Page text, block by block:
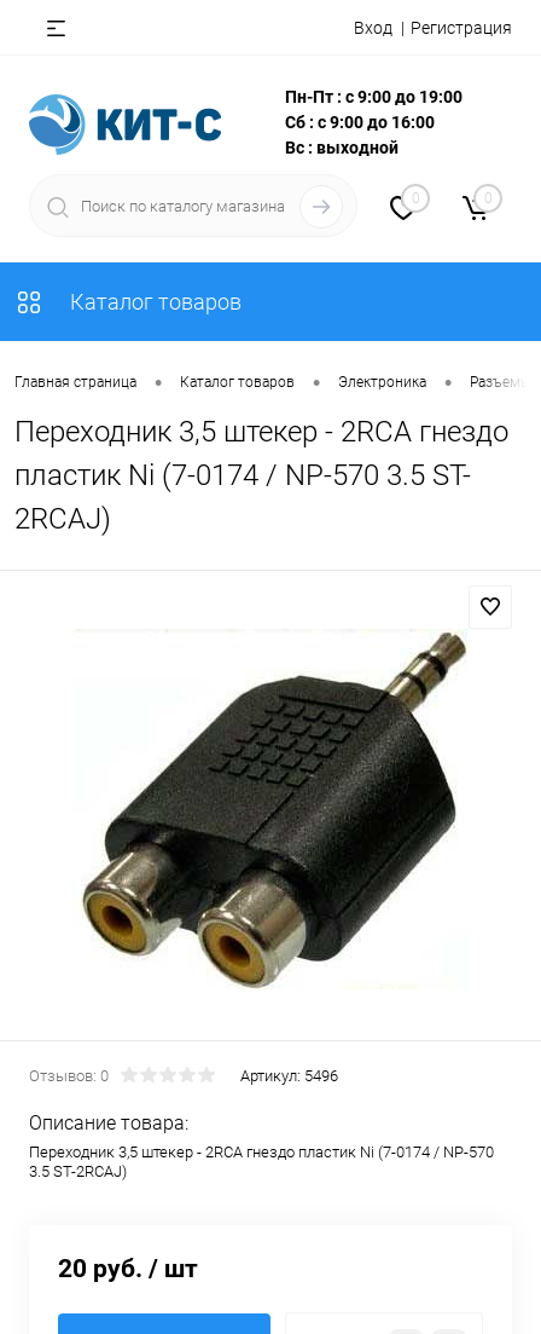
Вход Регистрация
Пн-Пт : с 9:00 до 19:00
Сб : с 9:00 до 16:00
Вс : выходной
0 0
Каталог товаров
Главная страница • Каталог товаров • Электроника • Разъемы,
Переходник 3,5 штекер - 2RCA гнездо
пластик Ni (7-0174 / NP-570 3.5 ST-
2RCAJ)
Отзывов: 0 Артикул: 5496
Описание товара:
Переходник 3,5 штекер - 2RCA гнездо пластик Ni (7-0174 / NP-570
3.5 ST-2RCAJ)
20 руб. / шт